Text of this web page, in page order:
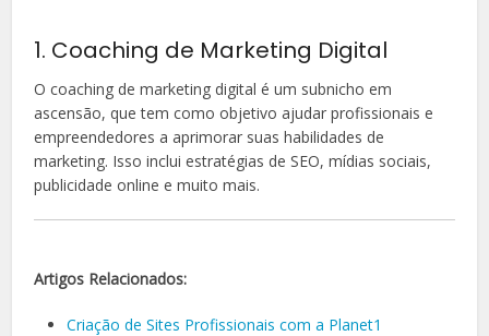
1. Coaching de Marketing Digital
O coaching de marketing digital é um subnicho em
ascensão, que tem como objetivo ajudar profissionais e
empreendedores a aprimorar suas habilidades de
marketing. Isso inclui estratégias de SEO, mídias sociais,
publicidade online e muito mais.
Artigos Relacionados:
Criação de Sites Profissionais com a Planet1